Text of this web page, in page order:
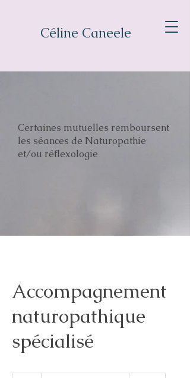
Céline Caneele
Certaines mutuelles remboursent
les séances de Naturopathie
et/ou réflexologie
Accompagnement
naturopathique
spécialisé